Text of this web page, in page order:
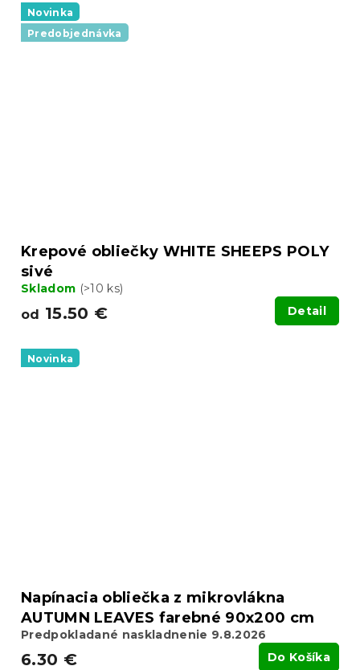
Novinka
Predobjednávka
Krepové obliečky WHITE SHEEPS POLY
sivé
Skladom (>10 ks)
od 15.50 € Detail
Novinka
Napínacia obliečka z mikrovlákna
AUTUMN LEAVES farebné 90x200 cm
Predpokladané naskladnenie 9.8.2026
6.30 € Do Košíka